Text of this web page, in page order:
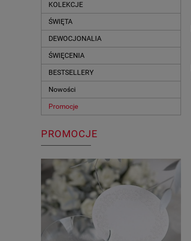
KOLEKCJE
ŚWIĘTA
DEWOCJONALIA
ŚWIĘCENIA
BESTSELLERY
Nowości
Promocje
PROMOCJE